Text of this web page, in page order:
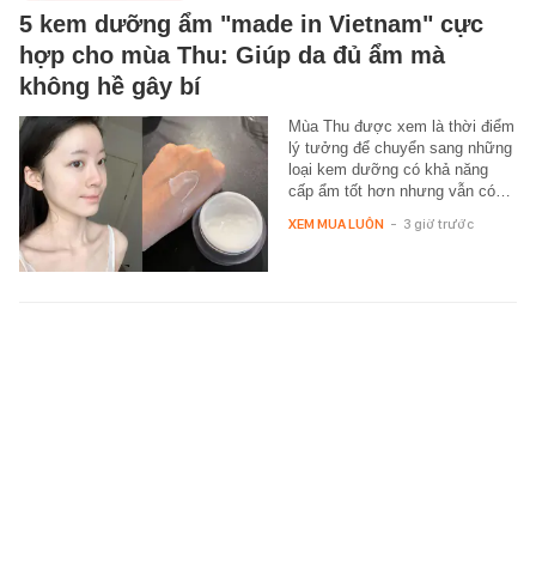
5 kem dưỡng ẩm "made in Vietnam" cực
hợp cho mùa Thu: Giúp da đủ ẩm mà
không hề gây bí
Mùa Thu được xem là thời điểm
lý tưởng để chuyển sang những
loại kem dưỡng có khả năng
cấp ẩm tốt hơn nhưng vẫn có…
XEM MUA LUÔN - 3 giờ trước